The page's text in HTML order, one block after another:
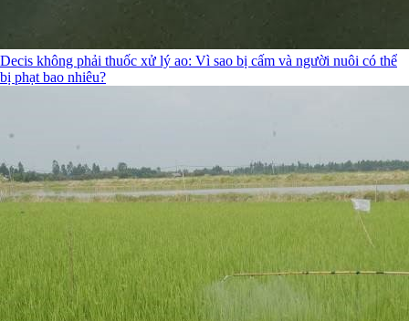
Decis không phải thuốc xử lý ao: Vì sao bị cấm và người nuôi có thể
bị phạt bao nhiêu?